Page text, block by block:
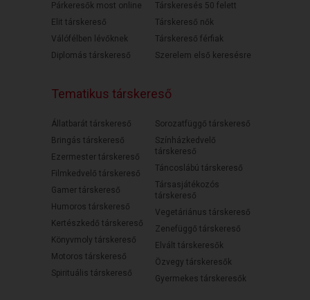
Párkeresők most online
Elit társkereső
Válófélben lévőknek
Diplomás társkereső
Társkeresés 50 felett
Társkereső nők
Társkereső férfiak
Szerelem első keresésre
Tematikus társkereső
Állatbarát társkereső
Bringás társkereső
Ezermester társkereső
Filmkedvelő társkereső
Gamer társkereső
Humoros társkereső
Kertészkedő társkereső
Könyvmoly társkereső
Motoros társkereső
Spirituális társkereső
Sorozatfüggő társkereső
Színházkedvelő
társkereső
Táncoslábú társkereső
Társasjátékozós
társkereső
Vegetáriánus társkereső
Zenefüggő társkereső
Elvált társkeresők
Özvegy társkeresők
Gyermekes társkeresők